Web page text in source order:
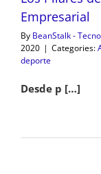
Empresarial
By BeanStalk -
2020 | Categories:
deporte
Desde p […]